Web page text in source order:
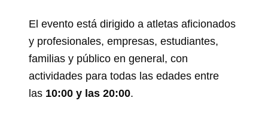
El evento está dirigido a atletas aficionados
y profesionales, empresas, estudiantes,
familias y público en general, con
actividades para todas las edades entre
las 10:00 y las 20:00.